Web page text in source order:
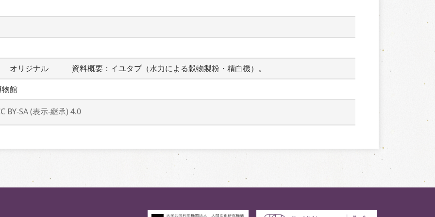
オリジナル　　　資料概要：イユタプ（水力による穀物製粉・精白機）。
館
BY-SA (表示-継承) 4.0